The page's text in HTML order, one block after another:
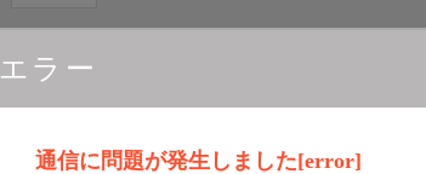
エラー
通信に問題が発生しました[error]